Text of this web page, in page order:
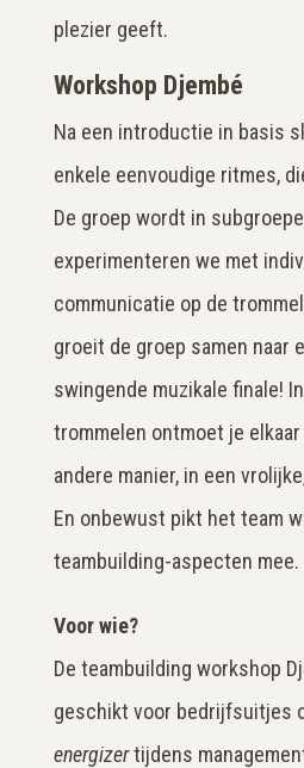
plezier geeft.
Workshop Djembé
Na een introductie in basis
enkele eenvoudige ritmes,
De groep wordt in
experimenteren we met
communicatie op de
groeit de groep samen naar
swingende muzikale finale!
trommelen ontmoet je
andere manier, in een
En onbewust pikt het team
teambuilding-aspecten mee.
Voor wie?
De teambuilding workshop
geschikt voor bedrijfsuitjes
energizertijdens